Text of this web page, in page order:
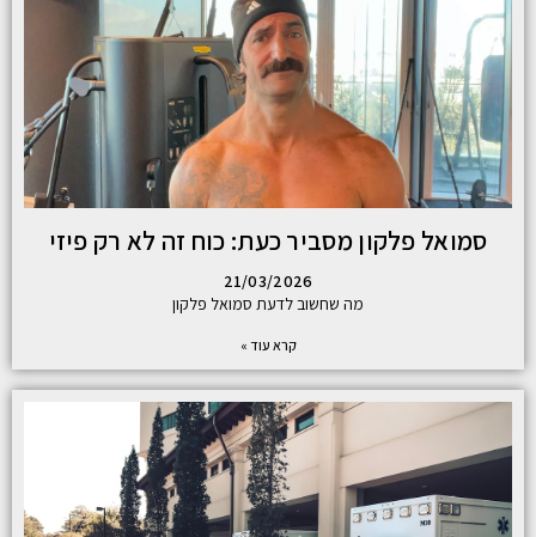
סמואל פלקון מסביר כעת: כוח זה לא רק פיזי
21/03/2026
מה שחשוב לדעת סמואל פלקון
קרא עוד »